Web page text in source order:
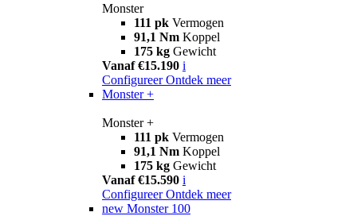
Monster
111 pk Vermogen
91,1 Nm Koppel
175 kg Gewicht
Vanaf €15.190 i
Configureer Ontdek meer
Monster +
Monster +
111 pk Vermogen
91,1 Nm Koppel
175 kg Gewicht
Vanaf €15.590 i
Configureer Ontdek meer
new Monster 100